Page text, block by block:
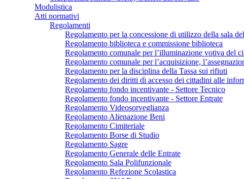
Modulistica
Atti normativi
Regolamenti
Regolamento per la concessione di utilizzo della sala
Regolamento biblioteca e commissione biblioteca
Regolamento comunale per l’illuminazione votiva del
Regolamento comunale per l’acquisizione,
Regolamento per la disciplina della Tassa sui rifiuti
Regolamento dei diritti di accesso dei cittadini alle
Regolamento fondo incentivante - Settore Tecnico
Regolamento fondo incentivante - Settore Entrate
Regolamento Videosorveglianza
Regolamento Alienazione Beni
Regolamento Cimiteriale
Regolamento Borse di Studio
Regolamento Sagre
Regolamento Generale delle Entrate
Regolamento Sala Polifunzionale
Regolamento Refezione Scolastica